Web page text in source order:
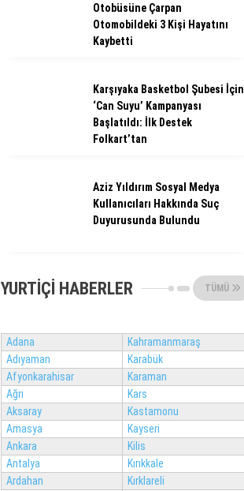
Otobüsüne Çarpan
Otomobildeki 3 Kişi Hayatını
Kaybetti
Karşıyaka Basketbol Şubesi İçin
‘Can Suyu’ Kampanyası
Başlatıldı: İlk Destek
Folkart’tan
Aziz Yıldırım Sosyal Medya
Kullanıcıları Hakkında Suç
Duyurusunda Bulundu
YURTIÇI HABERLER TÜMÜ
Adana
Kahramanmaraş
Adıyaman
Karabük
Afyonkarahisar
Karaman
Ağrı
Kars
Aksaray
Kastamonu
Amasya
Kayseri
Ankara
Kilis
Antalya
Kırıkkale
Ardahan
Kırklareli